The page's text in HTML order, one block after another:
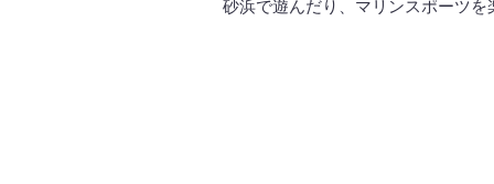
砂浜で遊んだり、マリンスポーツを